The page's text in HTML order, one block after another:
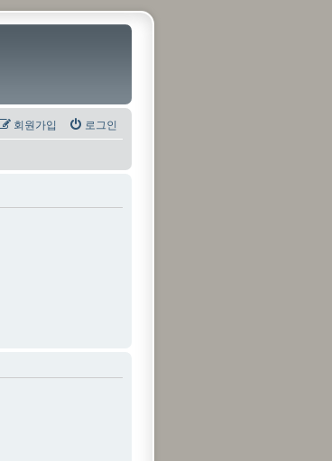
로그인
회원가입